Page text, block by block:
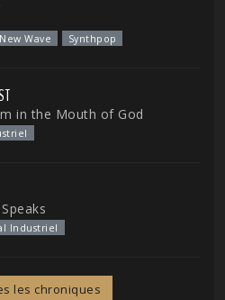
New Wave Synthpop
in the Mouth of God
Industriel
les chroniques